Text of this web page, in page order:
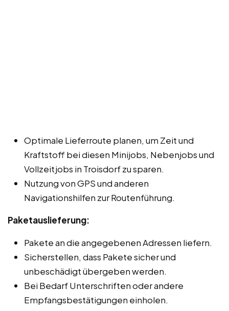
Optimale Lieferroute planen, um Zeit und
Kraftstoff bei diesen Minijobs, Nebenjobs und
Vollzeitjobs in Troisdorf zu sparen.
Nutzung von GPS und anderen
Navigationshilfen zur Routenführung.
Paketauslieferung:
Pakete an die angegebenen Adressen liefern.
Sicherstellen, dass Pakete sicher und
unbeschädigt übergeben werden.
Bei Bedarf Unterschriften oder andere
Empfangsbestätigungen einholen.